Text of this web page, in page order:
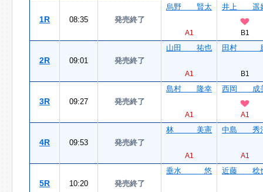
1R 08:35 発売終了
烏野 賢太
A1
井上 遥
B1
2R 09:01 発売終了
山田 祐也
A1
田村
B1
3R 09:27 発売終了
島村 隆幸
A1
西岡 成
A1
4R 09:53 発売終了
林 美憲
A1
中島 秀
A1
5R 10:20 発売終了
垂水 悠 近藤 稔